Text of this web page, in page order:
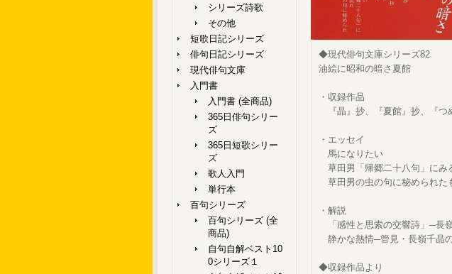
シリーズ詩歌
その他
短歌日記シリーズ
俳句日記シリーズ
現代俳句文庫
入門書
入門書 (全商品)
365日俳句シリー
ズ
365日短歌シリー
ズ
歌人入門
単行本
百句シリーズ
百句シリーズ (全
商品)
自句自解ベスト10
0シリーズ１
◆現代俳句文庫シリーズ82
油絵に昭和の暗さ夏館
・収録作品
『晶』抄、『夏館』抄、『つ
・エッセイ
馬になりたい
草田男「帰郷二十八句」にみ
草田男の虫の句に秘められた
・解説
「感性と思索の交響詩」─長
静かな熱情─管見・長嶺千晶
◆収録作品より